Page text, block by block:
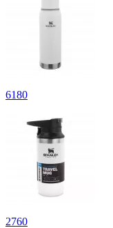
6180
2760